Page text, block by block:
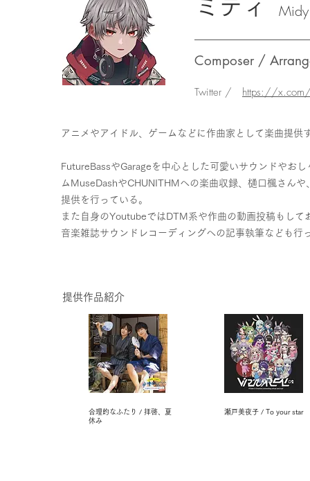
ミディ Midy
Composer /
Twitter / https://
アニメやアイドル、ゲームなどに作曲家として楽曲提
FutureBassやGarageを中心とした可愛いサウンドやお
ムMuseDashやCHUNITHMへの楽曲収録、樋口楓さん
提供を行っている。
また自身のYoutubeではDTM系や作曲の動画投稿もし
音楽雑誌サウンドレコーディングへの記事執筆なども行
提供作品紹介
合理的なふたり / 拝啓、夏
休み
瀬戸美夜子 / To your star